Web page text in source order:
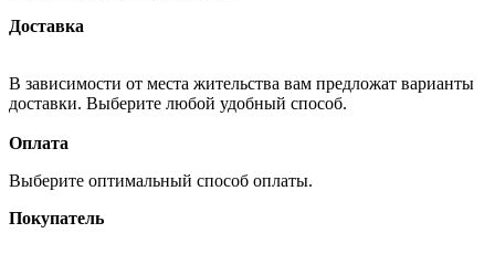
Доставка
В зависимости от места жительства вам предложат варианты
доставки. Выберите любой удобный способ.
Оплата
Выберите оптимальный способ оплаты.
Покупатель